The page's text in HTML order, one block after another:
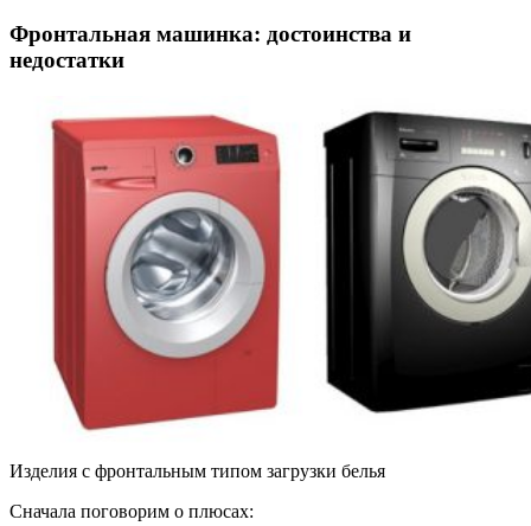
Фронтальная машинка: достоинства и
недостатки
Изделия с фронтальным типом загрузки белья
Сначала поговорим о плюсах: